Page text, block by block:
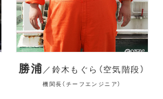
勝浦／鈴木もぐら（空気階段）
機関長（チーフエンジニア）